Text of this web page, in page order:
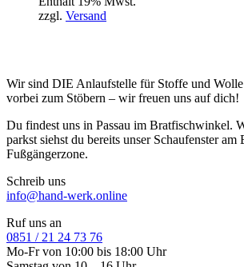
zzgl. Versand
Wir sind DIE Anlaufstelle für Stoffe und Wolle
vorbei zum Stöbern – wir freuen uns auf dich!
Du findest uns in Passau im Bratfischwinkel.
parkst siehst du bereits unser Schaufenster am
Fußgängerzone.
Schreib uns
info@hand-werk.online
Ruf uns an
0851 / 21 24 73 76
Mo-Fr von 10:00 bis 18:00 Uhr